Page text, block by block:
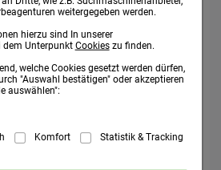
weitergegeben werden.
hierzu sind In unserer
dem Unterpunkt Cookieszu finden.
welche Cookies gesetzt werden dürfen,
"Auswahl bestätigen" oder akzeptieren
auswählen":
Hierbei handelt es sich um Cookies, die für
Website notwendig sind (z.B. Navigation,
weshalb auf diese nicht verzichtet werden
Komfort
Statistik & Tracking
wird im Allgemeinen
Fachpersonal
Sie bei Ihrem Arzt nach, wenn Sie